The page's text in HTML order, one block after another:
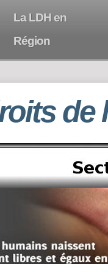
La LDH en
Région
de